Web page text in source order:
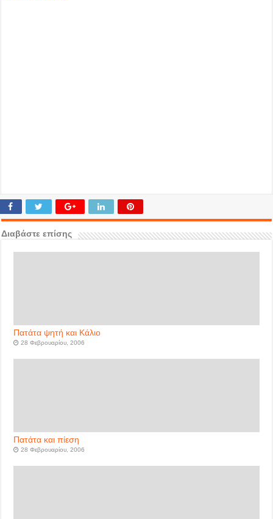
Διαβάστε επίσης
Πατάτα ψητή και Κάλιο
28 Φεβρουαρίου, 2006
Πατάτα και πίεση
28 Φεβρουαρίου, 2006